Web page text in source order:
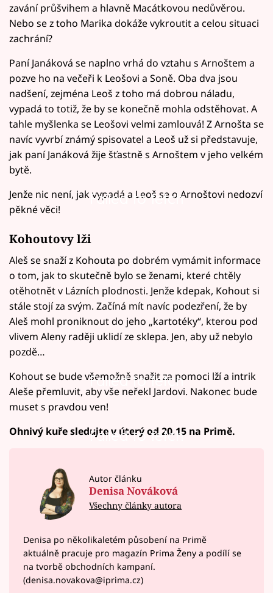
zavání průšvihem a hlavně Macátkovou nedůvěrou.
Nebo se z toho Marika dokáže vykroutit a celou situaci
zachrání?
Paní Janáková se naplno vrhá do vztahu s Arnoštem a
pozve ho na večeři k Leošovi a Soně. Oba dva jsou
nadšení, zejména Leoš z toho má dobrou náladu,
vypadá to totiž, že by se konečně mohla odstěhovat. A
tahle myšlenka se Leošovi velmi zamlouvá! Z Arnošta se
navíc vyvrbí známý spisovatel a Leoš už si představuje,
jak paní Janáková žije šťastně s Arnoštem v jeho velkém
bytě.
Failed to fetch
Jenže nic není, jak vypadá a Leoš se o Arnoštovi nedozví
pěkné věci!
Kohoutovy lži
Aleš se snaží z Kohouta po dobrém vymámit informace
o tom, jak to skutečně bylo se ženami, které chtěly
otěhotnět v Lázních plodnosti. Jenže kdepak, Kohout si
stále stojí za svým. Začíná mít navíc podezření, že by
Aleš mohl proniknout do jeho „kartotéky“, kterou pod
vlivem Aleny raději uklidí ze sklepa. Jen, aby už nebylo
pozdě…
Failed to fetch
Kohout se bude všemožně snažit za pomoci lží a intrik
Aleše přemluvit, aby vše neřekl Jardovi. Nakonec bude
muset s pravdou ven!
Failed to fetch
Ohnivý kuře sledujte v úterý od 20.15 na Primě.
Autor článku
Denisa Nováková
Všechny články autora
Denisa po několikaletém působení na Primě
aktuálně pracuje pro magazín Prima Ženy a podílí se
na tvorbě obchodních kampaní.
(denisa.novakova@iprima.cz)